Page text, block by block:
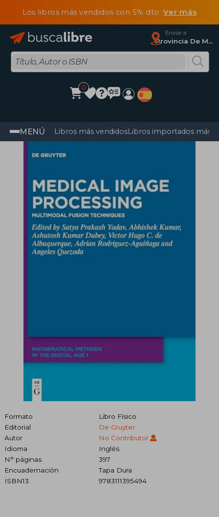
Los libros más vendidos con 5% dtoVer más
Enviar a
Provincia De Madrid
0
MENÚ Libros más vendidosLibros importados más
Formato
Libro Físico
Editorial
De Gruyter
Autor
No Contributor
Idioma
Inglés
N° páginas
397
Encuadernación
Tapa Dura
ISBN13
9783111395494